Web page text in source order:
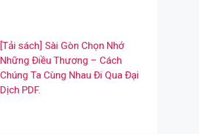
[Tải sách] Sài Gòn Chọn Nhớ
Những Điều Thương – Cách
Chúng Ta Cùng Nhau Đi Qua Đại
Dịch PDF.